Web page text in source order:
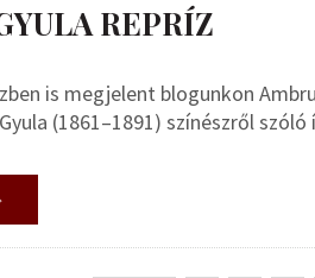
REPRÍZ
is megjelent blogunkon
(1861–1891) színészről szóló